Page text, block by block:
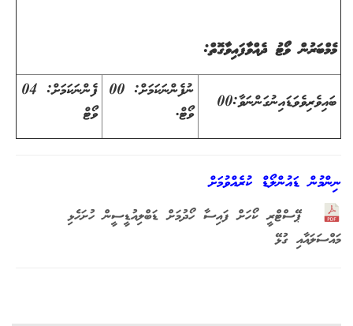
މެމްބަރުން ވޯޓު ދެއްވާފައިވާގޮތް:
ބައިވެރިވެވަޑައިނުގަންނަވާ:00
ނުފެންނަކަމަށް: 00
ވޯޓް.
ފެންނަކަމަށް: 04
ވޯޓް
ނިންމުން ޑައުންލޯޑް ކުރެއްވުމަށް
ޕޭސްޓްރީ ކޯހަށް ފައިސާ ހޯދުމަށް ޑަބްލިއުޑީސީން ހުށަހެޅި
މައްސަލައާއި ގުޅޭ